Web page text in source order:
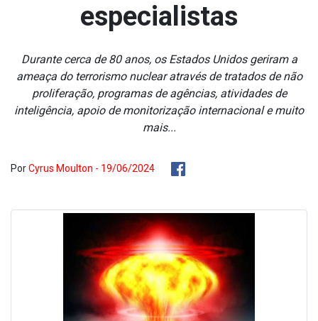
especialistas
Durante cerca de 80 anos, os Estados Unidos geriram a
ameaça do terrorismo nuclear através de tratados de não
proliferação, programas de agências, atividades de
inteligência, apoio de monitorização internacional e muito
mais...
PorCyrus Moulton - 19/06/2024